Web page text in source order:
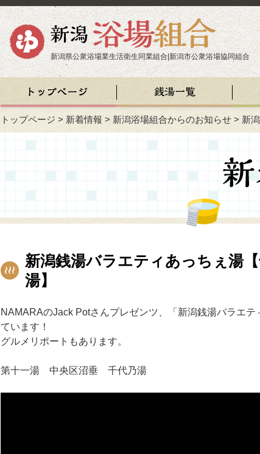
新潟県公衆浴場業生活衛生同業組合|新潟市公衆浴場協同組合
トップページ >新着情報 >新潟浴場組合からのお知らせ > 新
新潟銭湯バラエティあっちぇ湯
湯】
NAMARAのJack Potさんプレゼンツ、「新潟銭湯バラエ
ています！
グルメリポートもあります。
第十一湯 中央区沼垂 千代乃湯